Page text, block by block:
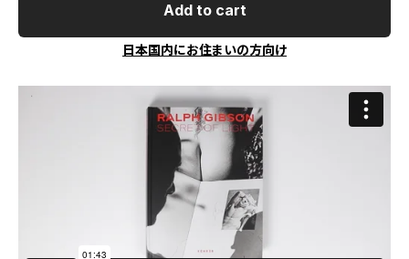
Add to cart
日本国内にお住まいの方向け